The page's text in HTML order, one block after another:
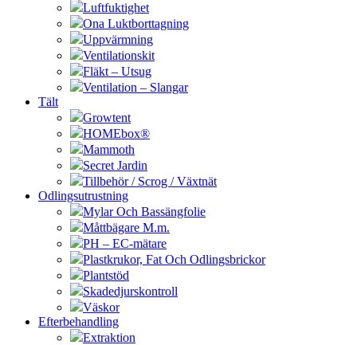
Luftfuktighet
Ona Luktborttagning
Uppvärmning
Ventilationskit
Fläkt – Utsug
Ventilation – Slangar
Tält
Growtent
HOMEbox®
Mammoth
Secret Jardin
Tillbehör / Scrog / Växtnät
Odlingsutrustning
Mylar Och Bassängfolie
Måttbägare M.m.
PH – EC-mätare
Plastkrukor, Fat Och Odlingsbrickor
Plantstöd
Skadedjurskontroll
Väskor
Efterbehandling
Extraktion